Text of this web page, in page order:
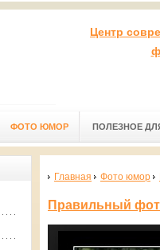
Центр
ФОТО ЮМОР ПОЛЕЗНОЕ
Главная Фото юмор
Правильный